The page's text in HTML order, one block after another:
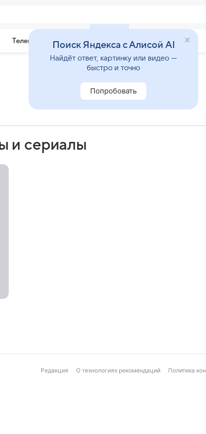
Телепрограмма Звезды
и сериалы
Редакция О технологиях рекомендаций Политика
Поиск Яндекса с Алисой AI
Найдёт ответ, картинку или видео —
быстро и точно
Попробовать